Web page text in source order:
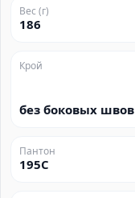
Вес (г)
186
Крой
без боковых швов
Пантон
195C